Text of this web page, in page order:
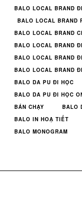
BALO LOCAL BRAND
BALO LOCAL BRAND
BALO LOCAL BRAND
BALO LOCAL BRAND
BALO LOCAL BRAND
BALO LOCAL BRAND
BALO DA PU ĐI HỌC
BALO DA PU ĐI HỌC
BÁN CHẠY
BALO
BALO IN HOẠ TIẾT
BALO MONOGRAM